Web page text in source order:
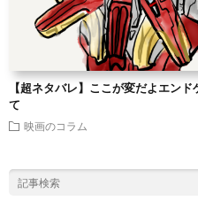
【超ネタバレ】ここが変だよエン
て
映画のコラム